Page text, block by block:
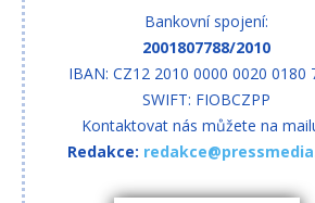
Bankovní spojení:
2001807788/2010
IBAN: CZ12 2010 0000 0020 0180
SWIFT: FIOBCZPP
Kontaktovat nás můžete na
Redakce: